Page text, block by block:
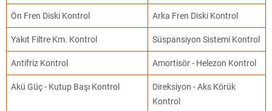
Ön Fren Diski Kontrol Arka Fren Diski Kontrol
Yakıt Filtre Km. Kontrol Süspansiyon Sistemi Kontrol
Antifriz Kontrol Amortisör - Helezon Kontrol
Akü Güç - Kutup Başı Kontrol
Direksiyon - Aks Körük
Kontrol